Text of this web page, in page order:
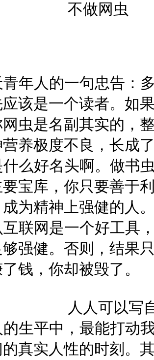
网虫
年人的一句忠告：
该是一个读者。如
虫是名副其实的，
养极度不良，长成
么好名头啊。做书
宝库，你只要善于
为精神上强健的人
联网是一个好工具
强健。否则，结果
钱，你却被毁了。
可以写自
生平中，最能打动
真实人性的时刻。